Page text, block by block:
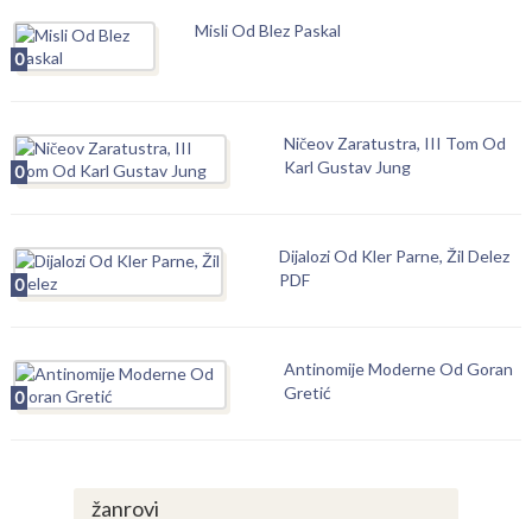
0
Misli Od Blez Paskal
0
Ničeov Zaratustra, III Tom Od
Karl Gustav Jung
0
Dijalozi Od Kler Parne, Žil Delez
PDF
0
Antinomije Moderne Od Goran
Gretić
žanrovi